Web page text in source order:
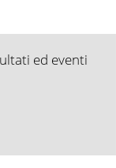
ed eventi